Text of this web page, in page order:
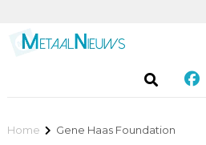
Home Gene Haas Foundation